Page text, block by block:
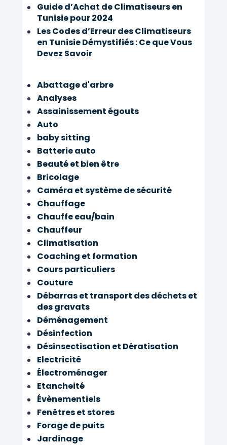
Guide d’Achat de Climatiseurs en
Tunisie pour 2024
Les Codes d’Erreur des Climatiseurs
en Tunisie Démystifiés : Ce que Vous
Devez Savoir
Abattage d'arbre
Analyses
Assainissement égouts
Auto
baby sitting
Batterie auto
Beauté et bien être
Bricolage
Caméra et système de sécurité
Chauffage
Chauffe eau/bain
Chauffeur
Climatisation
Coaching et formation
Cours particuliers
Couture
Débarras et transport des déchets et
des gravats
Déménagement
Désinfection
Désinsectisation et Dératisation
Electricité
Électroménager
Etancheité
Évènementiels
Fenêtres et stores
Forage de puits
Jardinage